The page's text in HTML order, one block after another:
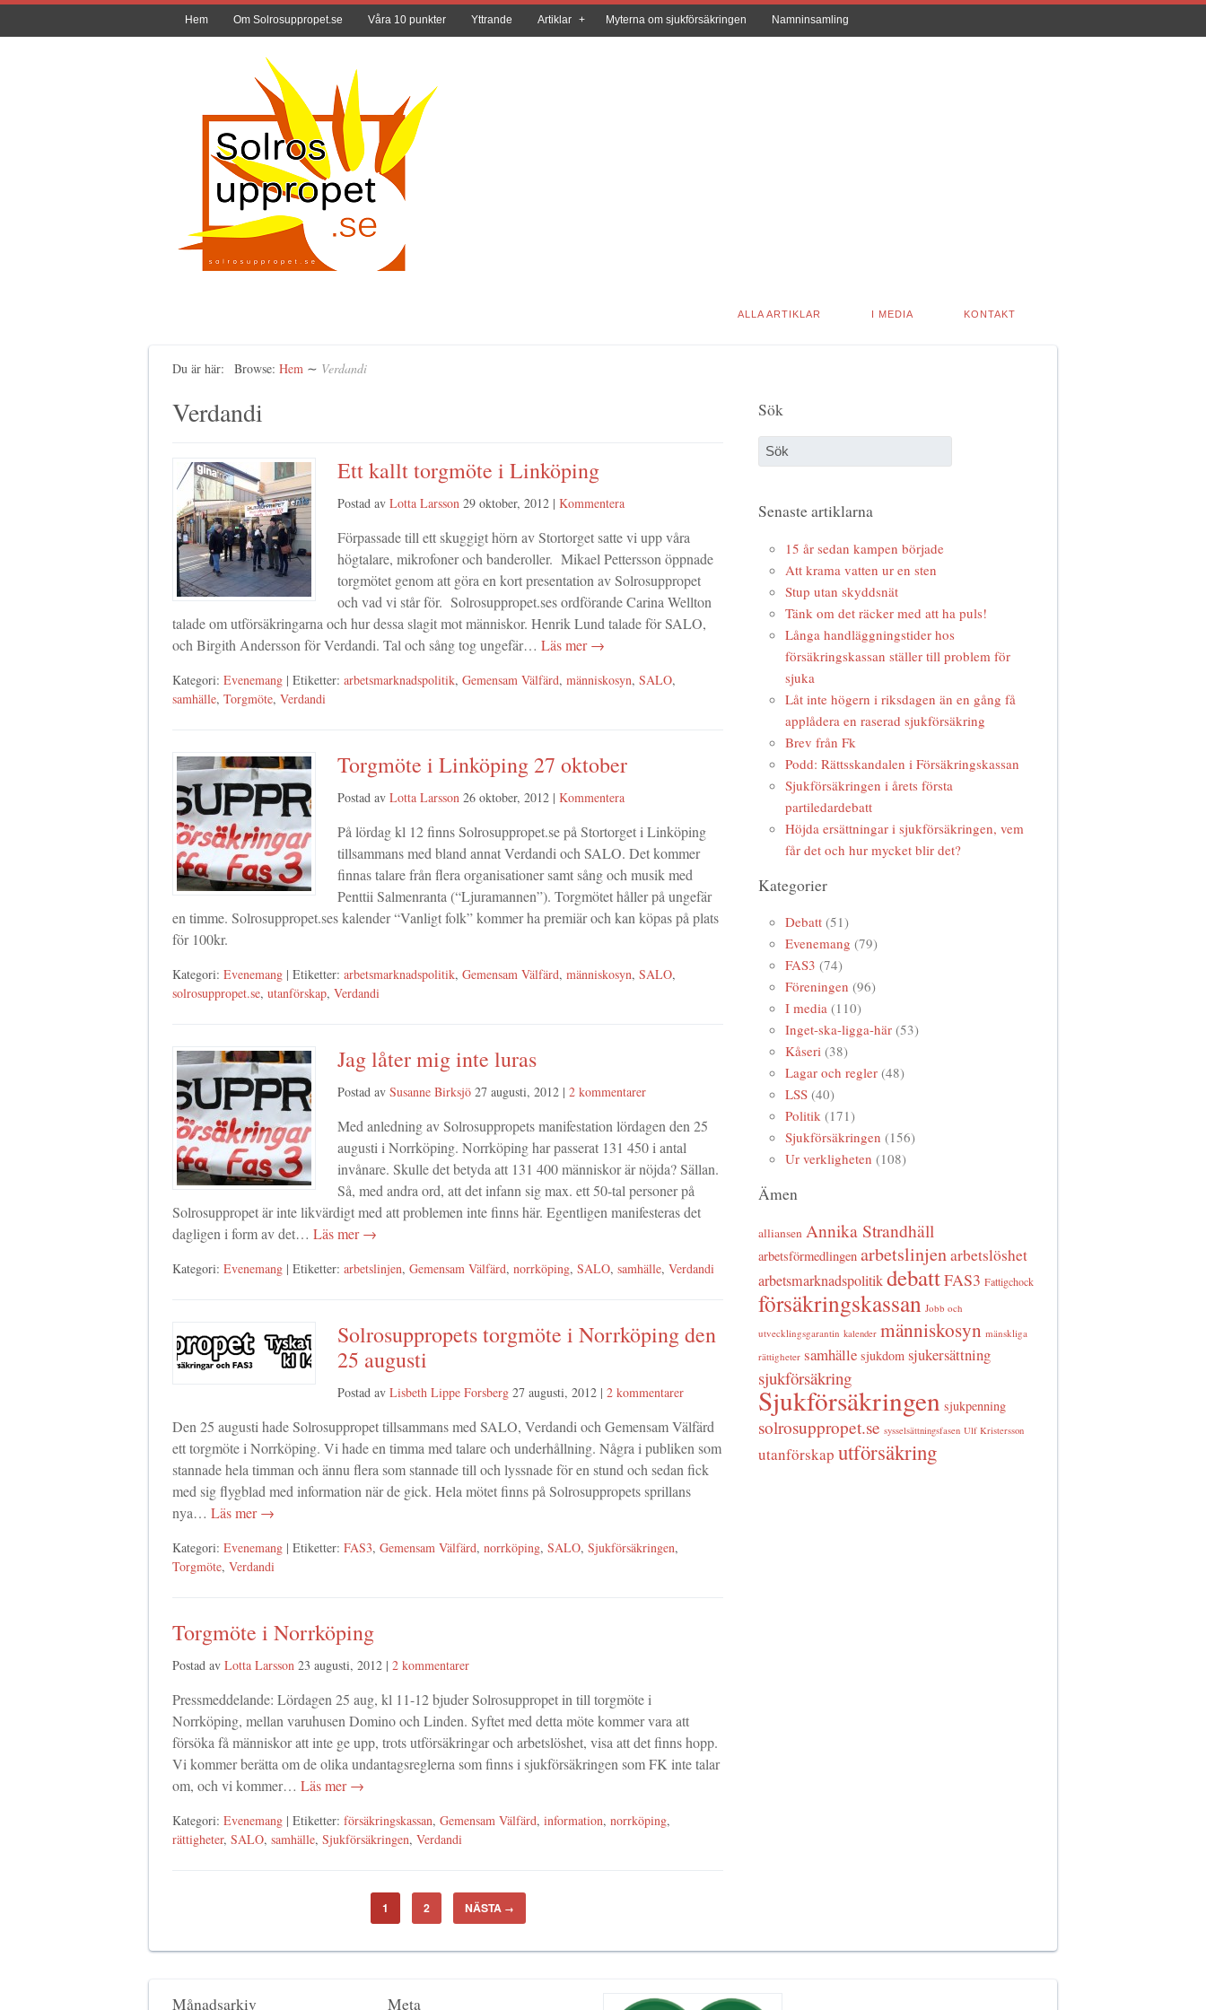
Hem Om Solrosuppropet.se Våra 10 punkter Yttrande Artiklar Myterna om sjukförsäkringen Namninsamling
ALLA ARTIKLAR I MEDIA KONTAKT
Du är här: Browse: Hem ∼ Verdandi
Verdandi
Ett kallt torgmöte i Linköping
Postad av Lotta Larsson 29 oktober, 2012| Kommentera
Förpassade till ett skuggigt hörn av Stortorget satte vi upp våra
högtalare, mikrofoner och banderoller. Mikael Pettersson öppnade
torgmötet genom att göra en kort presentation av Solrosuppropet
och vad vi står för. Solrosuppropet.ses ordförande Carina Wellton
talade om utförsäkringarna och hur dessa slagit mot människor. Henrik Lund talade för SALO,
och Birgith Andersson för Verdandi. Tal och sång tog ungefär… Läs mer →
Kategori: Evenemang | Etiketter: arbetsmarknadspolitik, Gemensam Välfärd, människosyn, SALO,
samhälle, Torgmöte, Verdandi
Torgmöte i Linköping 27 oktober
Postad av Lotta Larsson 26 oktober, 2012| Kommentera
På lördag kl 12 finns Solrosuppropet.se på Stortorget i Linköping
tillsammans med bland annat Verdandi och SALO. Det kommer
finnas talare från flera organisationer samt sång och musik med
Penttii Salmenranta (“Ljuramannen”). Torgmötet håller på ungefär
en timme. Solrosuppropet.ses kalender “Vanligt folk” kommer ha premiär och kan köpas på plats
för 100kr.
Kategori: Evenemang | Etiketter: arbetsmarknadspolitik, Gemensam Välfärd, människosyn, SALO,
solrosuppropet.se, utanförskap, Verdandi
Jag låter mig inte luras
Postad av Susanne Birksjö 27 augusti, 2012| 2 kommentarer
Med anledning av Solrosuppropets manifestation lördagen den 25
augusti i Norrköping. Norrköping har passerat 131 450 i antal
invånare. Skulle det betyda att 131 400 människor är nöjda? Sällan.
Så, med andra ord, att det infann sig max. ett 50-tal personer på
Solrosuppropet är inte likvärdigt med att problemen inte finns här. Egentligen manifesteras det
dagligen i form av det… Läs mer →
Kategori: Evenemang | Etiketter: arbetslinjen, Gemensam Välfärd, norrköping, SALO, samhälle, Verdandi
Solrosuppropets torgmöte i Norrköping den
25 augusti
Postad av Lisbeth Lippe Forsberg 27 augusti, 2012| 2 kommentarer
Den 25 augusti hade Solrosuppropet tillsammans med SALO, Verdandi och Gemensam Välfärd
ett torgmöte i Norrköping. Vi hade en timma med talare och underhållning. Några i publiken som
stannade hela timman och ännu flera som stannade till och lyssnade för en stund och sedan fick
med sig flygblad med information när de gick. Hela mötet finns på Solrosuppropets sprillans
nya… Läs mer →
Kategori: Evenemang | Etiketter: FAS3, Gemensam Välfärd, norrköping, SALO, Sjukförsäkringen,
Torgmöte, Verdandi
Torgmöte i Norrköping
Postad av Lotta Larsson 23 augusti, 2012| 2 kommentarer
Pressmeddelande: Lördagen 25 aug, kl 11-12 bjuder Solrosuppropet in till torgmöte i
Norrköping, mellan varuhusen Domino och Linden. Syftet med detta möte kommer vara att
försöka få människor att inte ge upp, trots utförsäkringar och arbetslöshet, visa att det finns hopp.
Vi kommer berätta om de olika undantagsreglerna som finns i sjukförsäkringen som FK inte talar
om, och vi kommer… Läs mer →
Kategori: Evenemang | Etiketter: försäkringskassan, Gemensam Välfärd, information, norrköping,
rättigheter, SALO, samhälle, Sjukförsäkringen, Verdandi
1 2 NÄSTA →
Sök
Senaste artiklarna
15 år sedan kampen började
Att krama vatten ur en sten
Stup utan skyddsnät
Tänk om det räcker med att ha puls!
Långa handläggningstider hos
försäkringskassan ställer till problem för
sjuka
Låt inte högern i riksdagen än en gång få
applådera en raserad sjukförsäkring
Brev från Fk
Podd: Rättsskandalen i Försäkringskassan
Sjukförsäkringen i årets första
partiledardebatt
Höjda ersättningar i sjukförsäkringen, vem
får det och hur mycket blir det?
Kategorier
Debatt(51)
Evenemang (79)
FAS3 (74)
Föreningen (96)
I media(110)
Inget-ska-ligga-här(53)
Kåseri(38)
Lagar och regler(48)
LSS(40)
Politik(171)
Sjukförsäkringen (156)
Ur verkligheten (108)
Ämen
alliansen Annika Strandhäll
arbetsförmedlingen arbetslinjenarbetslöshet
arbetsmarknadspolitikdebattFAS3 Fattigchock
försäkringskassan Jobb och
utvecklingsgarantin kalender människosyn mänskliga
rättigheter samhälle sjukdom sjukersättning
sjukförsäkring
Sjukförsäkringen sjukpenning
solrosuppropet.se sysselsättningsfasen Ulf Kristersson
utanförskap utförsäkring
Månadsarkiv Meta